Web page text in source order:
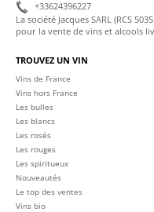
+33624396227
pour la vente de vins et alcools
TROUVEZ UN VIN
Vins de France
Vins hors France
Les bulles
Les blancs
Les rosés
Les rouges
Les spiritueux
Nouveautés
Le top des ventes
Vins bio